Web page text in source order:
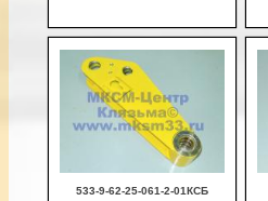
В корзину
533-9-62-25-061-2-01КСБ